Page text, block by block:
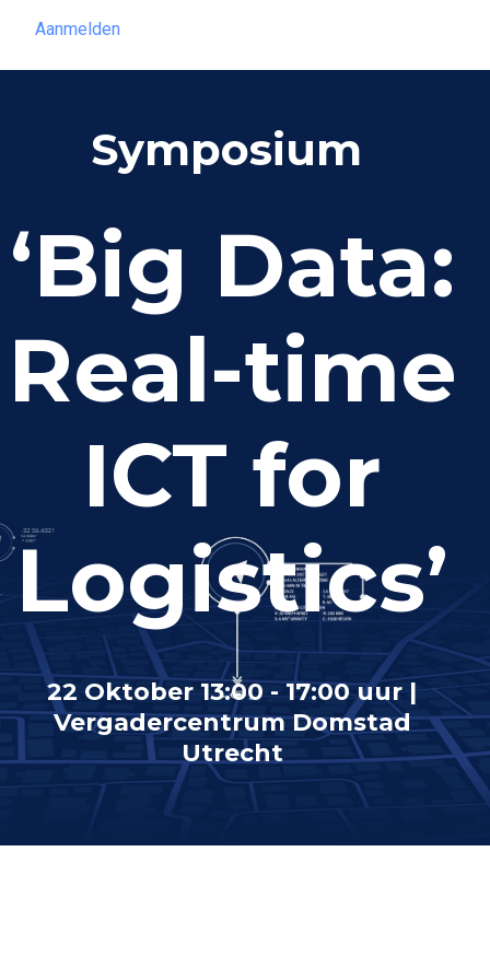
Aanmelden
Symposium
‘Big Data:
Real-time
ICT for
Logistics’
22 Oktober 13:00 - 17:00 uur |
Vergadercentrum Domstad
Utrecht